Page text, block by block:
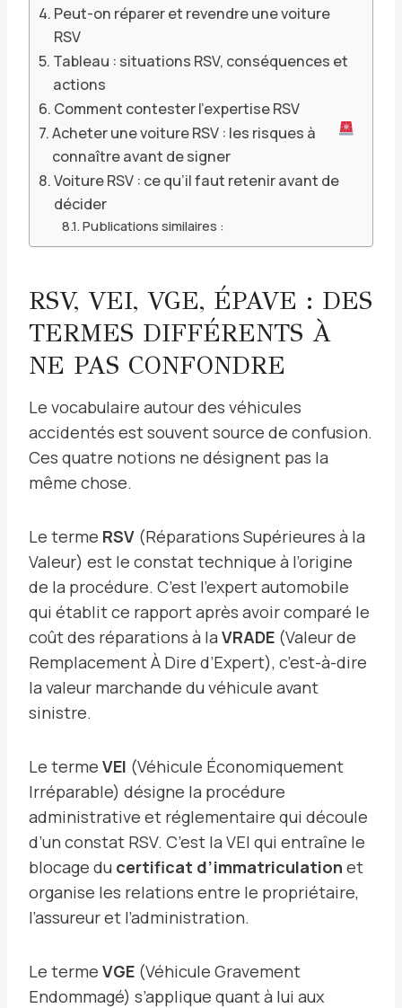
Peut-on réparer et revendre une voiture
RSV
Tableau : situations RSV, conséquences et
actions
Comment contester l’expertise RSV
Acheter une voiture RSV : les risques à
connaître avant de signer
Voiture RSV : ce qu’il faut retenir avant de
décider
Publications similaires :
RSV, VEI, VGE, ÉPAVE : DES
TERMES DIFFÉRENTS À
NE PAS CONFONDRE
Le vocabulaire autour des véhicules
accidentés est souvent source de confusion.
Ces quatre notions ne désignent pas la
même chose.
Le terme RSV (Réparations Supérieures à la
Valeur) est le constat technique à l’origine
de la procédure. C’est l’expert automobile
qui établit ce rapport après avoir comparé le
coût des réparations à la VRADE (Valeur de
Remplacement À Dire d’Expert), c’est-à-dire
la valeur marchande du véhicule avant
sinistre.
Le terme VEI (Véhicule Économiquement
Irréparable) désigne la procédure
administrative et réglementaire qui découle
d’un constat RSV. C’est la VEI qui entraîne le
blocage du certificat d’immatriculation et
organise les relations entre le propriétaire,
l’assureur et l’administration.
Le terme VGE (Véhicule Gravement
Endommagé) s’applique quant à lui aux